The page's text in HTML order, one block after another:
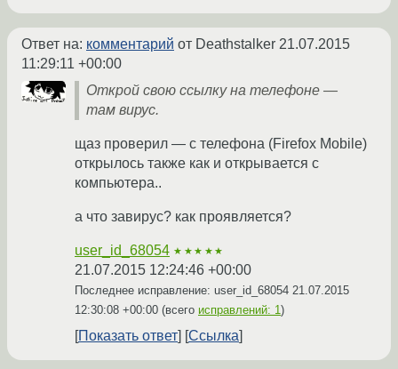
Ответ на: комментарий от Deathstalker 21.07.2015
11:29:11 +00:00
Открой свою ссылку на телефоне —
там вирус.
щаз проверил — с телефона (Firefox Mobile)
открылось также как и открывается с
компьютера..
а что завирус? как проявляется?
user_id_68054 ★★★★★
21.07.2015 12:24:46 +00:00
Последнее исправление: user_id_68054 21.07.2015
12:30:08 +00:00 (всего исправлений: 1)
Показать ответ Ссылка